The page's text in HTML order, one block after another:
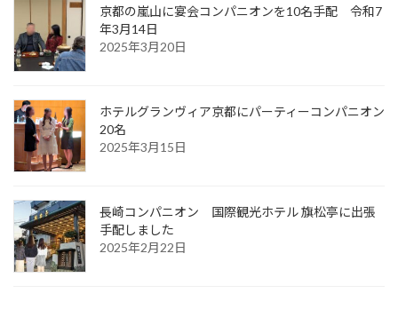
京都の嵐山に宴会コンパニオンを10名手配 令和7
年3月14日
2025年3月20日
ホテルグランヴィア京都にパーティーコンパニオン
20名
2025年3月15日
長崎コンパニオン 国際観光ホテル 旗松亭に出張
手配しました
2025年2月22日